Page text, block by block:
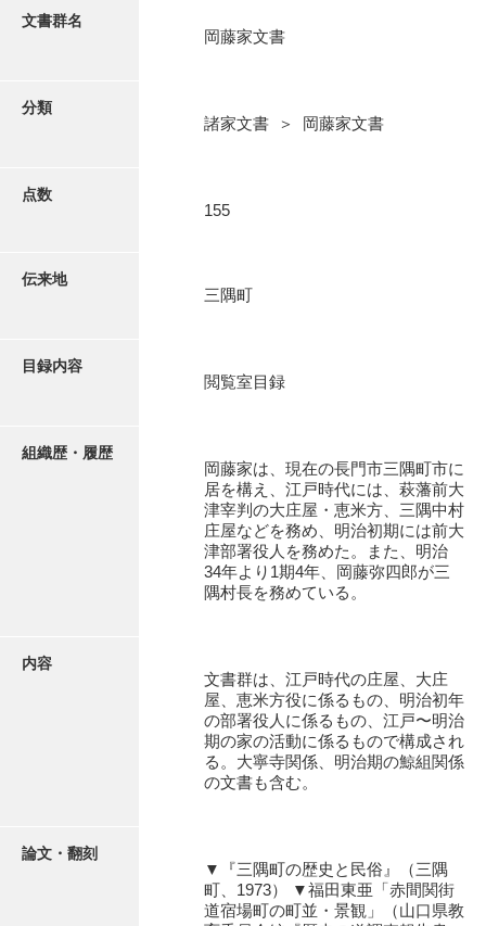
荒瀬家文書（防府市）
阿武家文書（山口市）
阿武家文書（美祢市）
飯田家文書（福岡県）
石井丈若撮影写真
近代刊行写真帳類
更新履歴
文書群名
岡藤家文書
分類
諸家文書 ＞ 岡藤家文書
点数
155
伝来地
三隅町
目録内容
閲覧室目録
組織歴・履歴
岡藤家は、現在の長門市三隅町市に
居を構え、江戸時代には、萩藩前大
津宰判の大庄屋・恵米方、三隅中村
庄屋などを務め、明治初期には前大
津部署役人を務めた。また、明治
34年より1期4年、岡藤弥四郎が三
隅村長を務めている。
内容
文書群は、江戸時代の庄屋、大庄
屋、恵米方役に係るもの、明治初年
の部署役人に係るもの、江戸〜明治
期の家の活動に係るもので構成され
る。大寧寺関係、明治期の鯨組関係
の文書も含む。
論文・翻刻
▼『三隅町の歴史と民俗』（三隅
町、1973） ▼福田東亜「赤間関街
道宿場町の町並・景観」（山口県教